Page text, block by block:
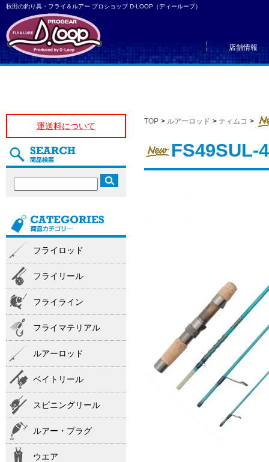
秋田の釣り具・フライ＆ルアー プロショップ D-LOOP（ディーループ）
店舗情報
TOP > ルアーロッド > ティムコ >
運送料について
フライロッド
フライリール
フライライン
フライマテリアル
ルアーロッド
ベイトリール
スピニングリール
ルアー・プラグ
ウエア